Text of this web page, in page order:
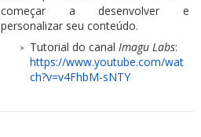
começar a desenvolver e
personalizar seu conteúdo.
Tutorial do canalImagu Labs:
https://www.youtube.com/wat
ch?v=v4FhbM-sNTY